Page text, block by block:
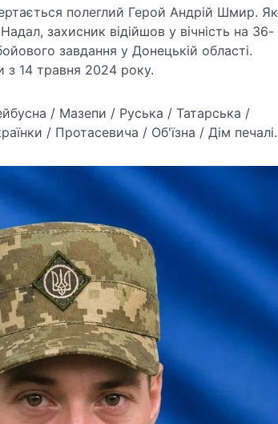
полеглий Герой Андрій Шмир. Як
захисник відійшов у вічність на 36-
завдання у Донецькій області.
з 14 травня 2024 року.
/ Мазепи / Руська / Татарська /
/ Протасевича / Об'їзна / Дім печалі.